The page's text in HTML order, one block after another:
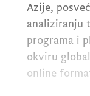
Azije,
analiziranju
programa i
okviru
online